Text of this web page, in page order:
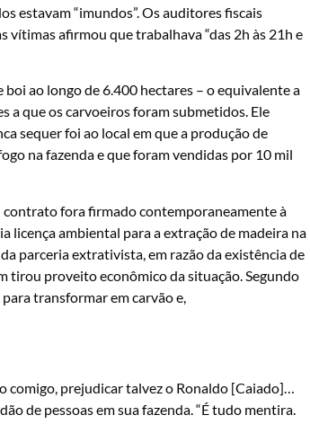
estavam “imundos”. Os auditores fiscais
afirmou que trabalhava “das 2h às 21h e
ao longo de 6.400 hectares ­– o equivalente a
a que os carvoeiros foram submetidos. Ele
sequer foi ao local em que a produção de
na fazenda e que foram vendidas por 10 mil
contrato fora firmado contemporaneamente à
licença ambiental para a extração de madeira na
parceria extrativista, em razão da existência de
tirou proveito econômico da situação. Segundo
transformar em carvão e,
prejudicar talvez o Ronaldo [Caiado]…
de pessoas em sua fazenda. “É tudo mentira.